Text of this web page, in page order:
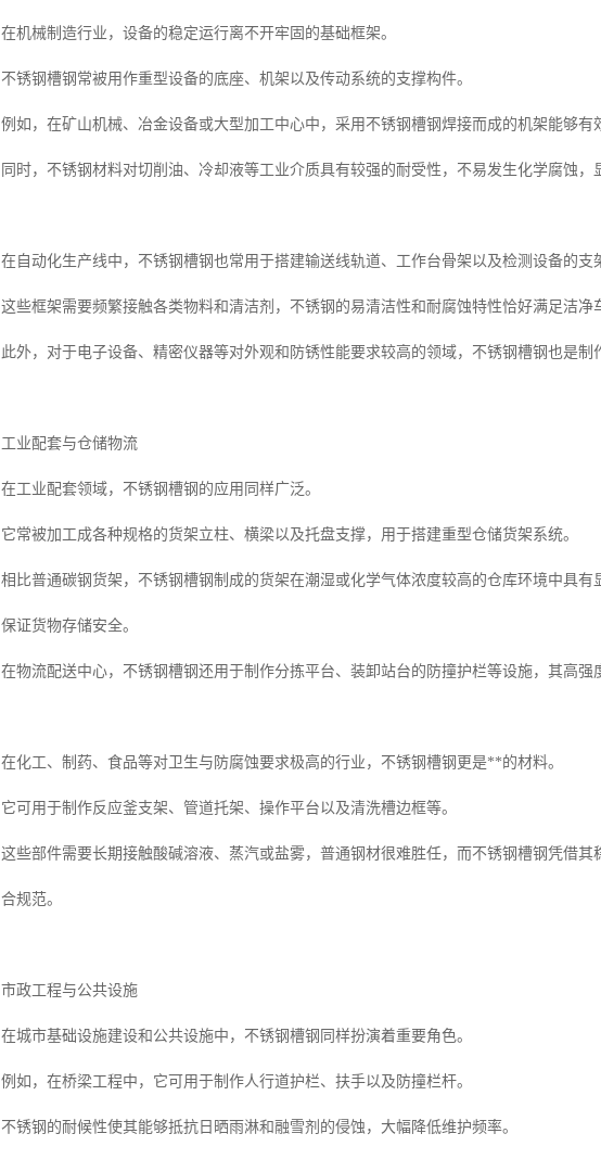
在机械制造行业，设备的稳定运行离不开牢固的基础框架。
不锈钢槽钢常被用作重型设备的底座、机架以及传动系统的支撑构件。
例如，在矿山机械、冶金设备或大型加工中心中，采用不锈钢槽钢焊接而成的机架能够
同时，不锈钢材料对切削油、冷却液等工业介质具有较强的耐受性，不易发生化学腐蚀
在自动化生产线中，不锈钢槽钢也常用于搭建输送线轨道、工作台骨架以及检测设备的支
这些框架需要频繁接触各类物料和清洁剂，不锈钢的易清洁性和耐腐蚀特性恰好满足洁净
此外，对于电子设备、精密仪器等对外观和防锈性能要求较高的领域，不锈钢槽钢也是
工业配套与仓储物流
在工业配套领域，不锈钢槽钢的应用同样广泛。
它常被加工成各种规格的货架立柱、横梁以及托盘支撑，用于搭建重型仓储货架系统。
相比普通碳钢货架，不锈钢槽钢制成的货架在潮湿或化学气体浓度较高的仓库环境中具
保证货物存储安全。
在物流配送中心，不锈钢槽钢还用于制作分拣平台、装卸站台的防撞护栏等设施，其高
在化工、制药、食品等对卫生与防腐蚀要求极高的行业，不锈钢槽钢更是**的材料。
它可用于制作反应釜支架、管道托架、操作平台以及清洗槽边框等。
这些部件需要长期接触酸碱溶液、蒸汽或盐雾，普通钢材很难胜任，而不锈钢槽钢凭借
合规范。
市政工程与公共设施
在城市基础设施建设和公共设施中，不锈钢槽钢同样扮演着重要角色。
例如，在桥梁工程中，它可用于制作人行道护栏、扶手以及防撞栏杆。
不锈钢的耐候性使其能够抵抗日晒雨淋和融雪剂的侵蚀，大幅降低维护频率。